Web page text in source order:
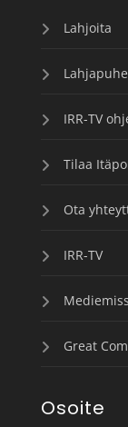
Lahjoita
IRR-TV
Tilaa
Ota
IRR-TV
Great
Osoite